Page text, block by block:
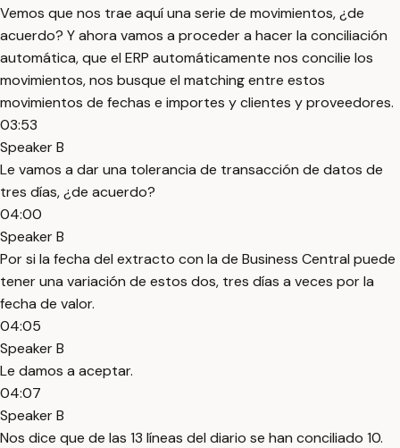
Vemos que nos trae aquí una serie de movimientos, ¿de
acuerdo? Y ahora vamos a proceder a hacer la conciliación
automática, que el ERP automáticamente nos concilie los
movimientos, nos busque el matching entre estos
movimientos de fechas e importes y clientes y proveedores.
03:53
Speaker B
Le vamos a dar una tolerancia de transacción de datos de
tres días, ¿de acuerdo?
04:00
Speaker B
Por si la fecha del extracto con la de Business Central puede
tener una variación de estos dos, tres días a veces por la
fecha de valor.
04:05
Speaker B
Le damos a aceptar.
04:07
Speaker B
Nos dice que de las 13 líneas del diario se han conciliado 10.